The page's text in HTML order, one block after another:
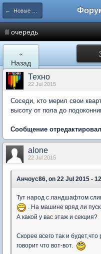
← Новые Водники
II очередь
«
Назад
Техно
22 Jul 2015
Соседи, кто мерил свои
высоту от пола до
Сообщение
alone
22 Jul 2015
Анчоус86, on 22 Jul 2015 -
Тут народ с ландшафтом
. На машине вряд ли
А какой у вас этаж и секция?
Скорее всего так и
говорит что вот-вот.